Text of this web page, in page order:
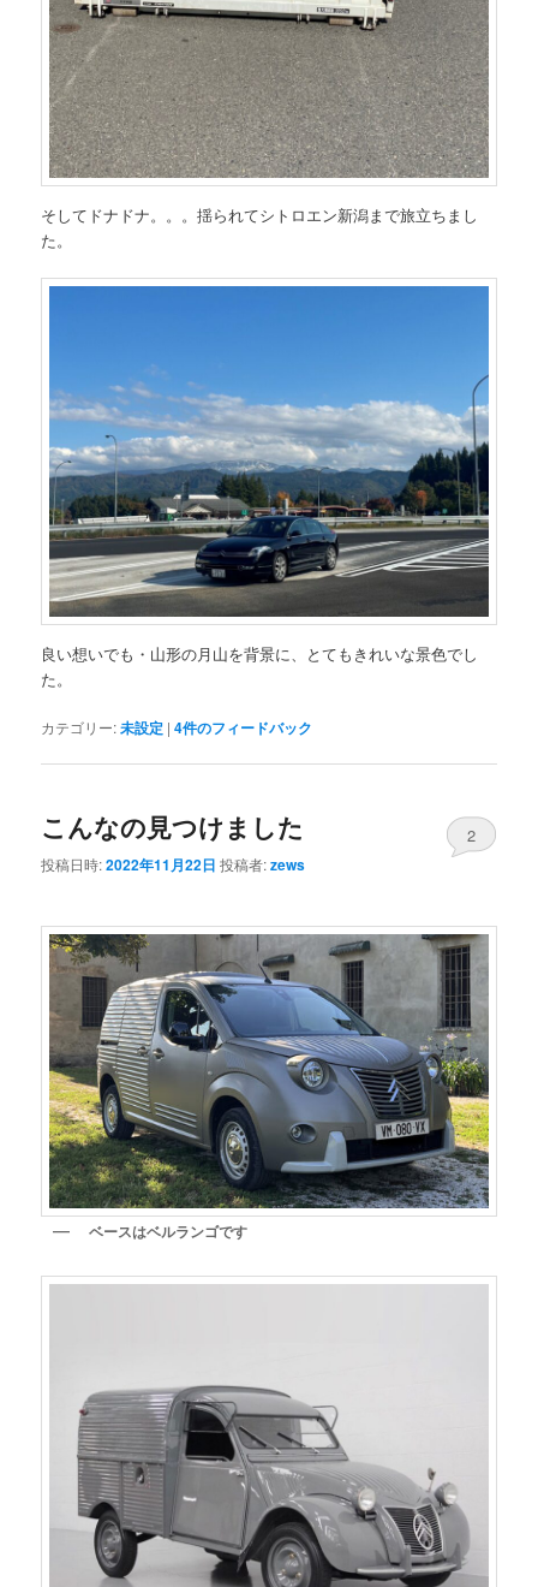
そしてドナドナ。。。揺られてシトロエン新潟まで旅立ちまし
た。
良い想いでも・山形の月山を背景に、とてもきれいな景色でし
た。
カテゴリー:未設定 |4件のフィードバック
こんなの見つけました
投稿日時:2022年11月22日 投稿者:zews
2
ベースはベルランゴです